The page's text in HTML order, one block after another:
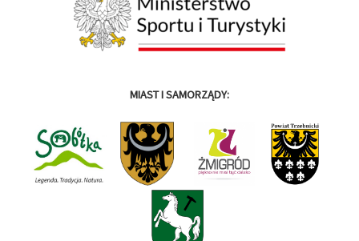
MIAST I SAMORZĄDY: